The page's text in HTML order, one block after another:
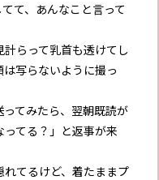
て、あんなこと言って
らって乳首も透けてし
写らないように撮っ
ってみたら、翌朝既読が
てる？」と返事が来
れてるけど、着たままプ